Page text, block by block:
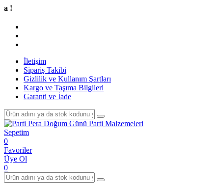
İletişim
Sipariş Takibi
Gizlilik ve Kullanım Şartları
Kargo ve Taşıma Bilgileri
Garanti ve İade
Sepetim
0
Favoriler
Üye Ol
0